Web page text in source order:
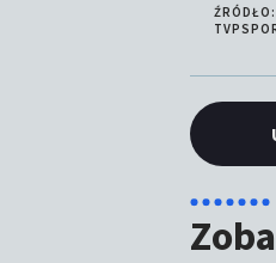
ŹRÓDŁO: